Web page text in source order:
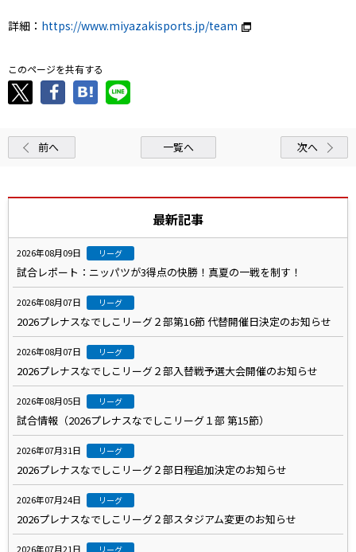
詳細： https://www.miyazakisports.jp/team
このページを共有する
前へ 一覧へ 次へ
最新記事
2026年08月09日 リーグ
試合レポート：ニッパツが3得点の快勝！真夏の一戦を制す！
2026年08月07日 リーグ
2026プレナスなでしこリーグ２部第16節 代替開催日決定のお知らせ
2026年08月07日 リーグ
2026プレナスなでしこリーグ２部入替戦予選大会開催のお知らせ
2026年08月05日 リーグ
試合情報（2026プレナスなでしこリーグ１部 第15節）
2026年07月31日 リーグ
2026プレナスなでしこリーグ２部日程追加決定のお知らせ
2026年07月24日 リーグ
2026プレナスなでしこリーグ２部スタジアム変更のお知らせ
2026年07月21日 リーグ